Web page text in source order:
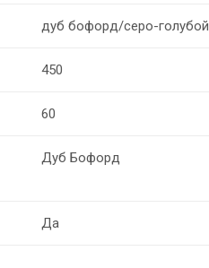
дуб бофорд/серо-голубой
450
60
Дуб Бофорд
Да